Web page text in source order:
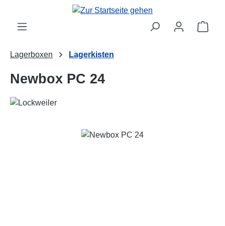
Zum Hauptinhalt springen
Lagerboxen Lagerkisten
Newbox PC 24
Bildergalerie überspringen